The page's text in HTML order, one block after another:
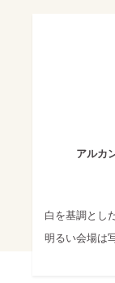
アルカ
白を基調とし
明るい会場は